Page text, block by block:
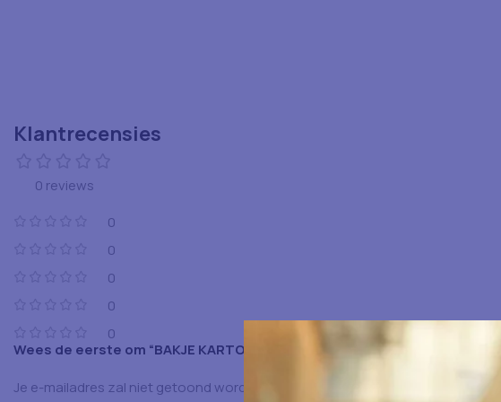
Klantrecensies
0 reviews
0
0
0
0
0
Wees de eerste om “BAKJE KARTONEN F93” te beoordelen
Je e-mailadres zal niet getoond worden.
Vereiste velden zijn gemarkeerd met